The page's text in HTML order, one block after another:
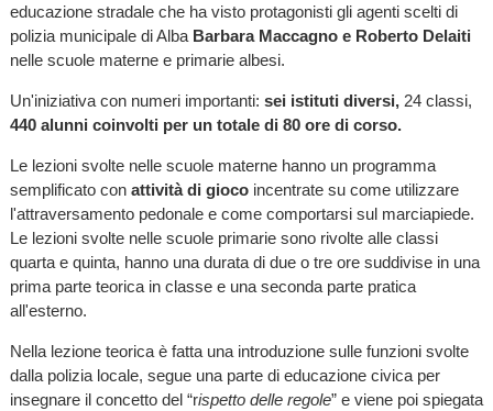
educazione stradale che ha visto protagonisti gli agenti scelti di
polizia municipale di Alba Barbara Maccagno e Roberto Delaiti
nelle scuole materne e primarie albesi.
Un'iniziativa con numeri importanti: sei istituti diversi,24 classi,
440 alunni coinvolti per un totale di 80 ore di corso.
Le lezioni svolte nelle scuole materne hanno un programma
semplificato con attività di giocoincentrate su come utilizzare
l'attraversamento pedonale e come comportarsi sul marciapiede.
Le lezioni svolte nelle scuole primarie sono rivolte alle classi
quarta e quinta, hanno una durata di due o tre ore suddivise in una
prima parte teorica in classe e una seconda parte pratica
all'esterno.
Nella lezione teorica è fatta una introduzione sulle funzioni svolte
dalla polizia locale, segue una parte di educazione civica per
insegnare il concetto del “rispetto delle regole” e viene poi spiegata